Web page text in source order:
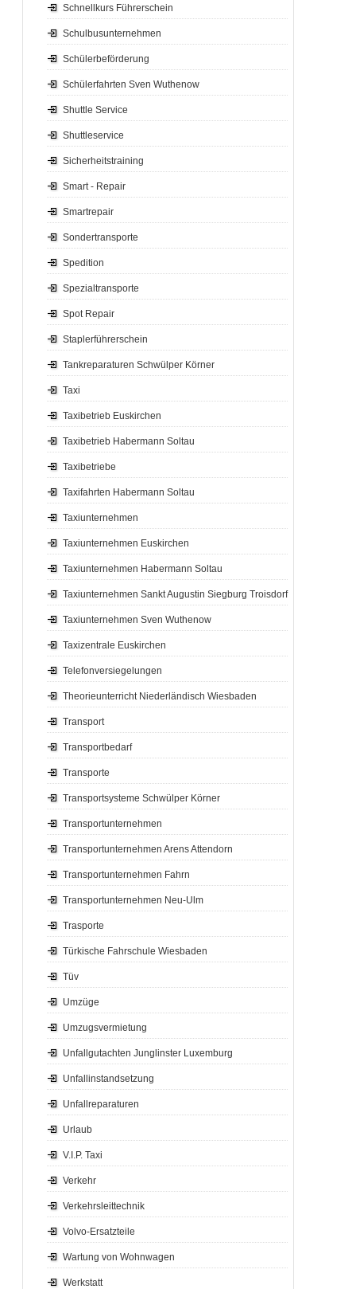
Schnellkurs Führerschein
Schulbusunternehmen
Schülerbeförderung
Schülerfahrten Sven Wuthenow
Shuttle Service
Shuttleservice
Sicherheitstraining
Smart - Repair
Smartrepair
Sondertransporte
Spedition
Spezialtransporte
Spot Repair
Staplerführerschein
Tankreparaturen Schwülper Körner
Taxi
Taxibetrieb Euskirchen
Taxibetrieb Habermann Soltau
Taxibetriebe
Taxifahrten Habermann Soltau
Taxiunternehmen
Taxiunternehmen Euskirchen
Taxiunternehmen Habermann Soltau
Taxiunternehmen Sankt Augustin Siegburg Troisdorf
Taxiunternehmen Sven Wuthenow
Taxizentrale Euskirchen
Telefonversiegelungen
Theorieunterricht Niederländisch Wiesbaden
Transport
Transportbedarf
Transporte
Transportsysteme Schwülper Körner
Transportunternehmen
Transportunternehmen Arens Attendorn
Transportunternehmen Fahrn
Transportunternehmen Neu-Ulm
Trasporte
Türkische Fahrschule Wiesbaden
Tüv
Umzüge
Umzugsvermietung
Unfallgutachten Junglinster Luxemburg
Unfallinstandsetzung
Unfallreparaturen
Urlaub
V.I.P. Taxi
Verkehr
Verkehrsleittechnik
Volvo-Ersatzteile
Wartung von Wohnwagen
Werkstatt